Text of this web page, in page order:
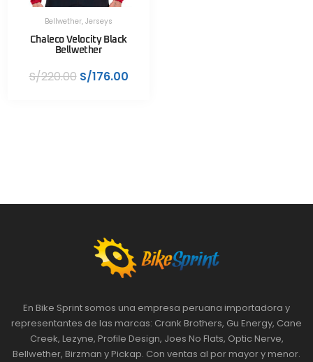
Bellwether, Jerseys
Chaleco Velocity Black
Bellwether
S/220.00 S/176.00
En Bike Sprint somos una empresa peruana importadora y
representantes de las marcas: Crank Brothers, Gu Energy, Cane
Creek, Lezyne, Profile Design, Joes No Flats, Optic Nerve,
Bellwether, Birzman y Pickap. Con ventas al por mayor y menor.